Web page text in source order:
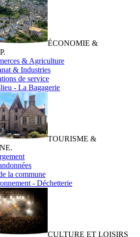
ÉCONOMIE &
& Agriculture
& Industries
de service
- La Bagagerie
TOURISME &
la commune
- Déchetterie
CULTURE ET LOISIRS